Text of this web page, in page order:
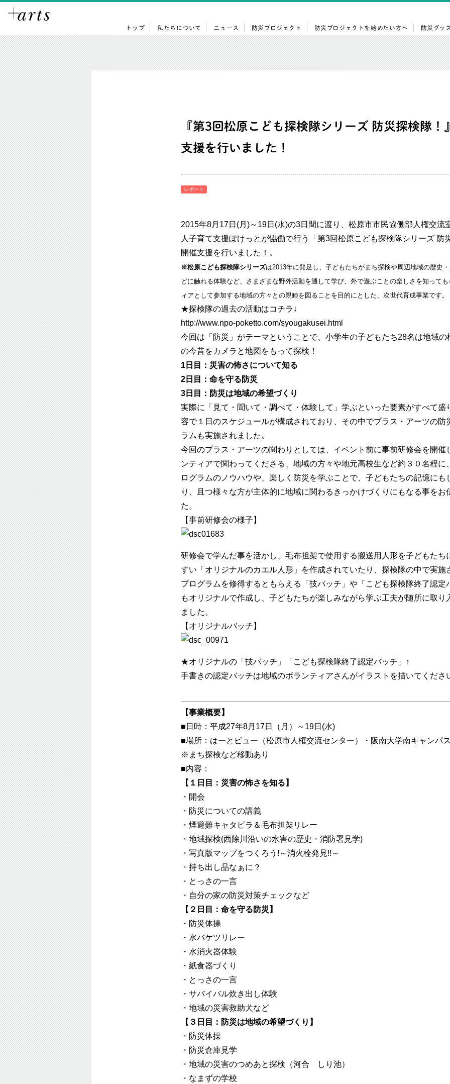
トップ 私たちについて ニュース 防災プロジェクト 防災プロジェクトを始めたい方へ 防災グッ
『第3回松原こども探検隊シリーズ 防災探検隊！
支援を行いました！
レポート
2015年8月17日(月)～19日(水)の3日間に渡り、松原市市民協働部人権交流
人子育て支援ぽけっとが恊働で行う「第3回松原こども探検隊シリーズ 防
開催支援を行いました！。
※松原こども探検隊シリーズは2013年に発足し、子どもたちがまち探検や周辺地域の歴史
どに触れる体験など、さまざまな野外活動を通して学び、外で遊ぶことの楽しさを知って
ィアとして参加する地域の方々との親睦を図ることを目的にとした、次世代育成事業です。
★探検隊の過去の活動はコチラ↓
http://www.npo-poketto.com/syougakusei.html
今回は「防災」がテーマということで、小学生の子どもたち28名は地域の
の今昔をカメラと地図をもって探検！
1日目：災害の怖さについて知る
2日目：命を守る防災
3日目：防災は地域の希望づくり
実際に「見て・聞いて・調べて・体験して」学ぶといった要素がすべて盛
容で１日のスケジュールが構成されており、その中でプラス・アーツの防
ラムも実施されました。
今回のプラス・アーツの関わりとしては、イベント前に事前研修会を開催
ンティアで関わってくださる、地域の方々や地元高校生など約３０名程に
ログラムのノウハウや、楽しく防災を学ぶことで、子どもたちの記憶にも
り、且つ様々な方が主体的に地域に関わるきっかけづくりにもなる事をお
た。
【事前研修会の様子】
研修会で学んだ事を活かし、毛布担架で使用する搬送用人形を子どもたち
すい「オリジナルのカエル人形」を作成されていたり、探検隊の中で実施
プログラムを修得するともらえる「技バッチ」や「こども探検隊終了認定
もオリジナルで作成し、子どもたちが楽しみながら学ぶ工夫が随所に取り
ました。
【オリジナルバッチ】
★オリジナルの「技バッチ」「こども探検隊終了認定バッチ」↑
手書きの認定バッチは地域のボランティアさんがイラストを描いてくださ
【事業概要】
■日時：平成27年8月17日（月）～19日(水)
■場所：はーとビュー（松原市人権交流センター）・阪南大学南キャンパ
※まち探検など移動あり
■内容：
【１日目：災害の怖さを知る】
・開会
・防災についての講義
・煙避難キャタピラ＆毛布担架リレー
・地域探検(西除川沿いの水害の歴史・消防署見学)
・写真版マップをつくろう!～消火栓発見!!～
・持ち出し品なぁに？
・とっさの一言
・自分の家の防災対策チェックなど
【２日目：命を守る防災】
・防災体操
・水バケツリレー
・水消火器体験
・紙食器づくり
・とっさの一言
・サバイバル炊き出し体験
・地域の災害救助犬など
【３日目：防災は地域の希望づくり】
・防災体操
・防災倉庫見学
・地域の災害のつめあと探検（河合 しり池）
・なまずの学校